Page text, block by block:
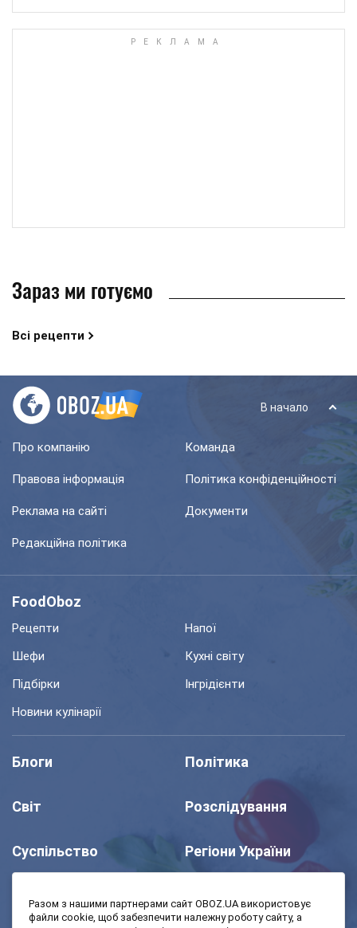
Зараз ми готуємо
Всі рецепти
В начало
Про компанію Команда
Правова інформація Політика конфіденційності
Реклама на сайті Документи
Редакційна політика
FoodOboz
Рецепти
Напої
Шефи
Кухні світу
Підбірки
Інгрідієнти
Новини кулінарії
Блоги Політика
Світ Розслідування
Суспільство Регіони України
Разом з нашими партнерами сайт OBOZ.UA використовує
файли cookie, щоб забезпечити належну роботу сайту, а